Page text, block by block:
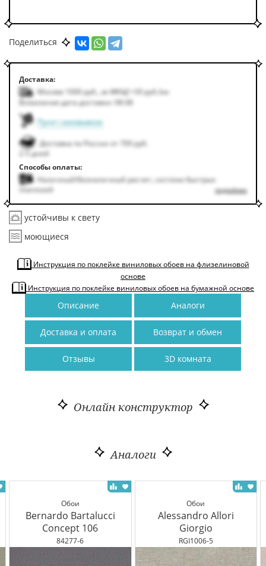
Поделиться
Доставка:
Москва 1000руб. за МКАД +50руб. /км
Возможная дата доставки: 08.08
Пункт самовывоза
Доставка по России от 700 руб.
2-5 дней
Способы оплаты:
Наличный/безналичный расчет, система быстрых
платежей
подробнее
устойчивы к свету
моющиеся
Инструкция по поклейке виниловых обоев на флизелиновой
основе
Инструкция по поклейке виниловых обоев на бумажной основе
Описание Аналоги
Доставка и оплата Возврат и обмен
Отзывы 3D комната
Онлайн конструктор
Аналоги
Обои
Bernardo Bartalucci
Concept 106
84277-6
Обои
Alessandro Allori
Giorgio
RGI1006-5